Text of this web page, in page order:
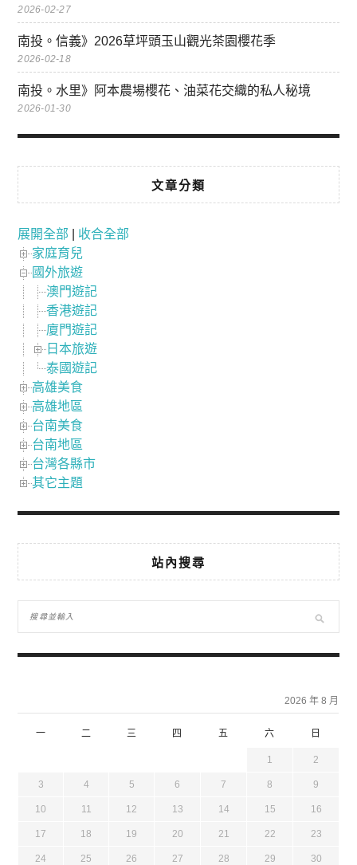
2026-02-27
南投。信義》2026草坪頭玉山觀光茶園櫻花季
2026-02-18
南投。水里》阿本農場櫻花、油菜花交織的私人秘境
2026-01-30
文章分類
展開全部
收合全部
家庭育兒
國外旅遊
澳門遊記
香港遊記
廈門遊記
日本旅遊
泰國遊記
高雄美食
高雄地區
台南美食
台南地區
台灣各縣市
其它主題
站內搜尋
2026 年 8 月
一 二 三 四 五 六 日
1 2
3 4 5 6 7 8 9
10 11 12 13 14 15 16
17 18 19 20 21 22 23
24 25 26 27 28 29 30